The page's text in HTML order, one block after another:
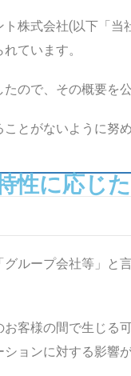
株式会社(以下「当
ています。
ので、その概要を公
とがないように努め
性に応じ
ループ会社等」と
客様の間で生じる可
ョンに対する影響